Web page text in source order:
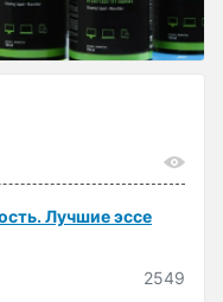
Лучшие эссе
2549